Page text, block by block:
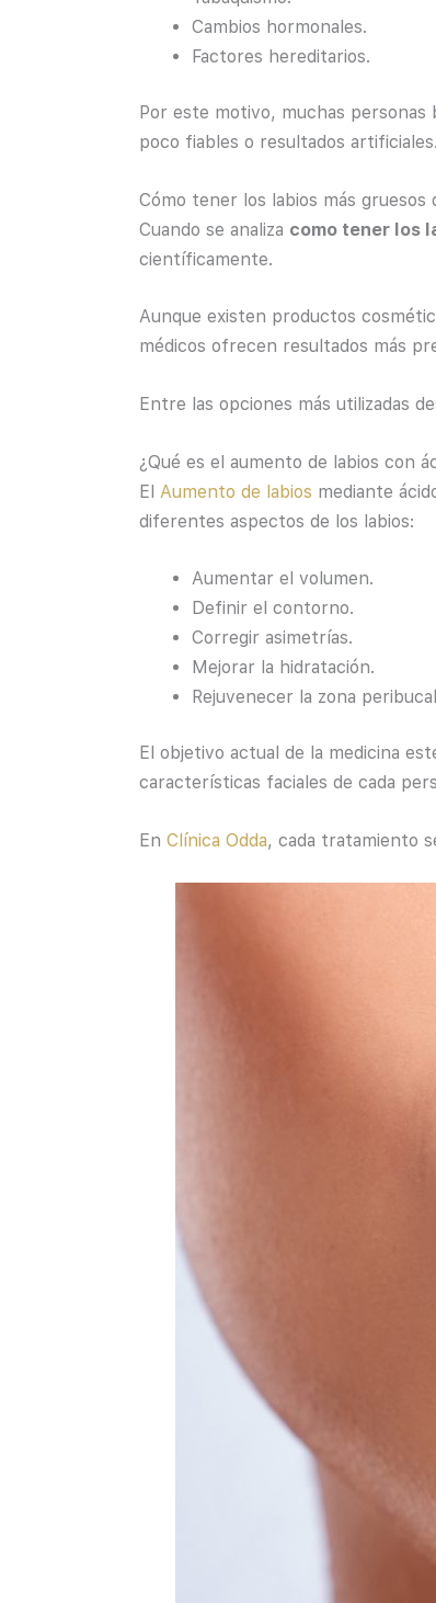
Cambios hormonales.
Factores hereditarios.
Por este motivo, muchas
poco fiables o resultados artificiales.
Cómo tener los labios más gruesos
Cuando se analiza como tener los
científicamente.
Aunque existen productos
médicos ofrecen resultados más
Entre las opciones más utilizadas
¿Qué es el aumento de labios con
El Aumento de labios mediante
diferentes aspectos de los labios:
Aumentar el volumen.
Definir el contorno.
Corregir asimetrías.
Mejorar la hidratación.
Rejuvenecer la zona
El objetivo actual de la medicina
características faciales de cada
En Clínica Odda, cada tratamiento